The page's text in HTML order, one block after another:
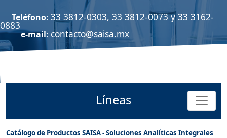
Teléfono: 33 3812-0303, 33 3812-0073 y 33 3162-
0883
e-mail: contacto@saisa.mx
Líneas
Catálogo de Productos SAISA - Soluciones Analíticas Integrales